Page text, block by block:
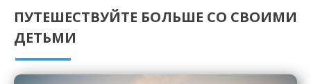
ПУТЕШЕСТВУЙТЕ БОЛЬШЕ СО СВОИМИ
ДЕТЬМИ